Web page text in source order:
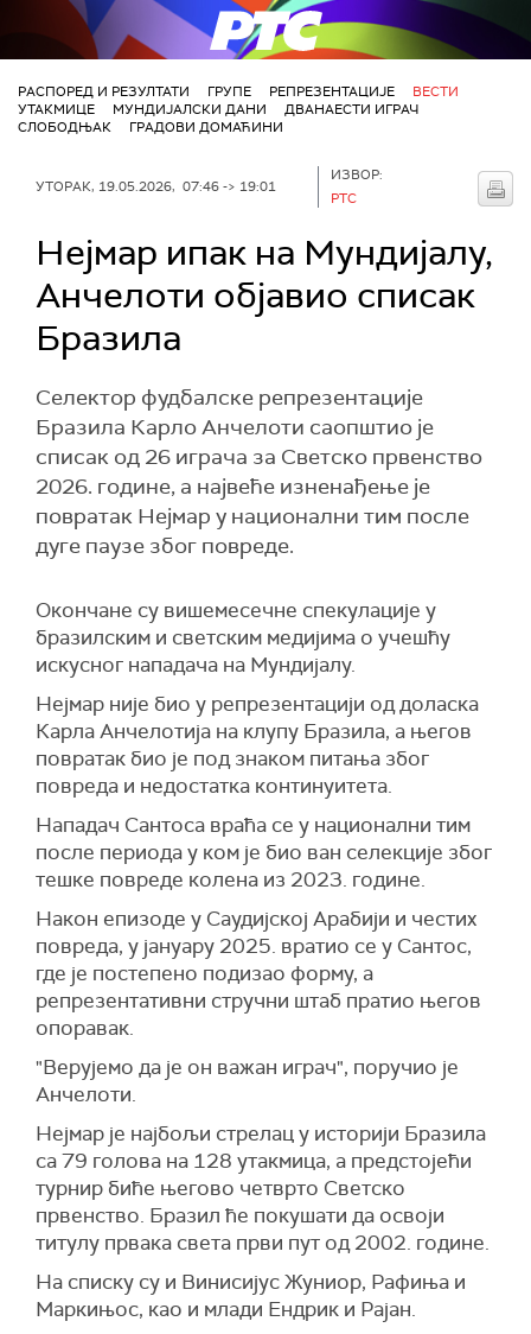
РТС
РАСПОРЕД И РЕЗУЛТАТИ ГРУПЕ РЕПРЕЗЕНТАЦИЈЕ
ВЕСТИ
УТАКМИЦЕ
МУНДИЈАЛСКИ ДАНИ
ДВАНАЕСТИ ИГРАЧ
СЛОБОДЊАК
ГРАДОВИ ДОМАЋИНИ
УТОРАК, 19.05.2026, 07:46 -> 19:01
ИЗВОР:
РТС
Нејмар ипак на Мундијалу,
Анчелоти објавио списак
Бразила
Селектор фудбалске репрезентације
Бразила Карло Анчелоти саопштио је
списак од 26 играча за Светско првенство
2026. године, а највеће изненађење је
повратак Нејмар у национални тим после
дуге паузе због повреде.
Окончане су вишемесечне спекулације у
бразилским и светским медијима о учешћу
искусног нападача на Мундијалу.
Нејмар није био у репрезентацији од доласка
Карла Анчелотија на клупу Бразила, а његов
повратак био је под знаком питања због
повреда и недостатка континуитета.
Нападач Сантоса враћа се у национални тим
после периода у ком је био ван селекције због
тешке повреде колена из 2023. године.
Након епизоде у Саудијској Арабији и честих
повреда, у јануару 2025. вратио се у Сантос,
где је постепено подизао форму, а
репрезентативни стручни штаб пратио његов
опоравак.
"Верујемо да је он важан играч", поручио је
Анчелоти.
Нејмар је најбољи стрелац у историји Бразила
са 79 голова на 128 утакмица, а предстојећи
турнир биће његово четврто Светско
првенство. Бразил ће покушати да освоји
титулу првака света први пут од 2002. године.
На списку су и Винисијус Жуниор, Рафиња и
Маркињос, као и млади Ендрик и Рајан.